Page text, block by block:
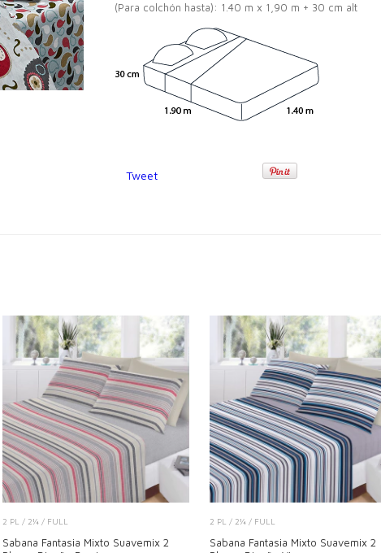
(Para colchón hasta): 1.40 m x 1,90 m + 30 cm alt
Tweet
2 PL / 2¼ / FULL
Sabana Fantasia Mixto Suavemix 2
2 PL / 2¼ / FULL
Sabana Fantasia Mixto Suavemix 2